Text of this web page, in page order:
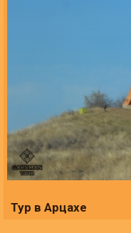
Тур в Арцахе